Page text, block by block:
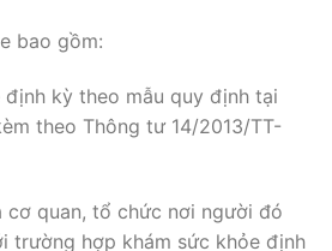
bao gồm:
kỳ theo mẫu quy định tại
theo Thông tư 14/2013/TT-
cơ quan, tổ chức nơi người đó
trường hợp khám sức khỏe định